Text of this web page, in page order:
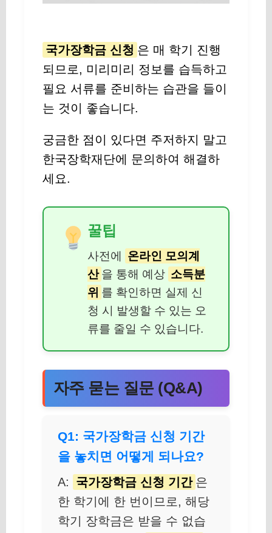
국가장학금 신청 은 매 학기 진행
되므로, 미리미리 정보를 습득하고
필요 서류를 준비하는 습관을 들이
는 것이 좋습니다.
궁금한 점이 있다면 주저하지 말고
한국장학재단에 문의하여 해결하
세요.
꿀팁
사전에
온라인 모의계
산 을 통해 예상 소득분
위 를 확인하면 실제 신
청 시 발생할 수 있는 오
류를 줄일 수 있습니다.
자주 묻는 질문 (Q&A)
Q1: 국가장학금 신청 기간
을 놓치면 어떻게 되나요?
A: 국가장학금 신청 기간 은
한 학기에 한 번이므로, 해당
학기 장학금은 받을 수 없습